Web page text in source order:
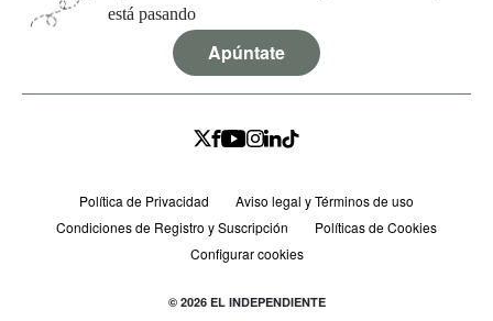
está pasando
Apúntate
Política de Privacidad
Aviso legal y Términos de uso
Condiciones de Registro y Suscripción
Políticas de Cookies
Configurar cookies
© 2026 EL INDEPENDIENTE